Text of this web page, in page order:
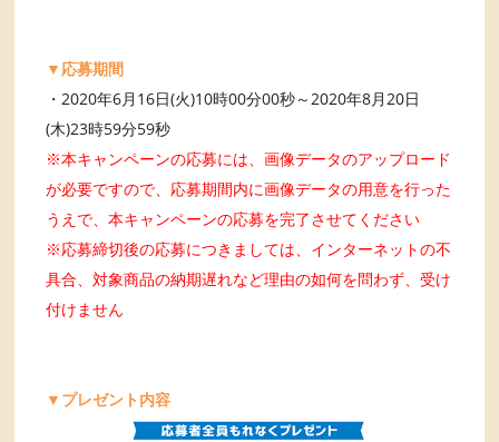
▼応募期間
・2020年6月16日(火)10時00分00秒～2020年8月20日
(木)23時59分59秒
※本キャンペーンの応募には、画像データのアップロード
が必要ですので、応募期間内に画像データの用意を行った
うえで、本キャンペーンの応募を完了させてください
※応募締切後の応募につきましては、インターネットの不
具合、対象商品の納期遅れなど理由の如何を問わず、受け
付けません
▼プレゼント内容